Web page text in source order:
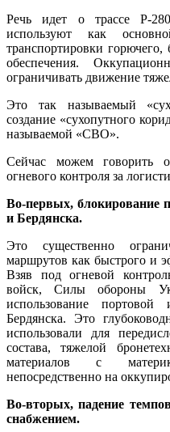
Речь идет о трассе Р-
используют как
транспортировки горючего,
обеспечения.
ограничивать движение
Это так называемый
создание «сухопутного
называемой «СВО».
Сейчас можем говорить
огневого контроля за
Во-первых, блокирование
и Бердянска.
Это существенно
маршрутов как быстрого и
Взяв под огневой
войск, Силы обороны
использование
Бердянска. Это
использовали для
состава, тяжелой
материалов с
непосредственно на
Во-вторых, падение
снабжением.